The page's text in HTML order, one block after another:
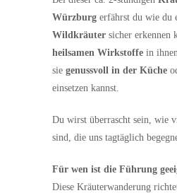
Würzburg erfährst du wie du
Wildkräuter sicher erkennen
heilsamen Wirkstoffe in
sie genussvoll in der Küche
einsetzen kannst.
Du wirst überrascht sein, wie
sind, die uns tagtäglich
Für wen ist die Führung
Diese Kräuterwanderung